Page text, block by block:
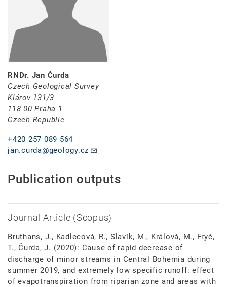
RNDr. Jan Čurda
Czech Geological Survey
Klárov 131/3
118 00 Praha 1
Czech Republic
+420 257 089 564
jan.curda@geology.cz
Publication outputs
Journal Article (Scopus)
Bruthans, J., Kadlecová, R., Slavík, M., Králová, M., Fryč,
T., Čurda, J. (2020): Cause of rapid decrease of
discharge of minor streams in Central Bohemia during
summer 2019, and extremely low specific runoff: effect
of evapotranspiration from riparian zone and areas with